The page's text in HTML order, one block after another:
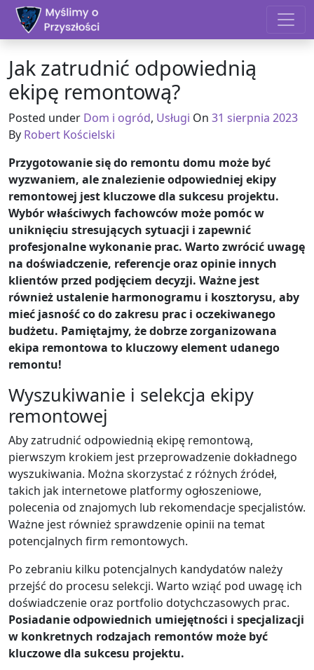
Skip to content
Jak zatrudnić odpowiednią
ekipę remontową?
Posted under Dom i ogród, Usługi On 31 sierpnia 2023
By Robert Kościelski
Przygotowanie się do remontu domu może być
wyzwaniem, ale znalezienie odpowiedniej ekipy
remontowej jest kluczowe dla sukcesu projektu.
Wybór właściwych fachowców może pomóc w
uniknięciu stresujących sytuacji i zapewnić
profesjonalne wykonanie prac. Warto zwrócić uwagę
na doświadczenie, referencje oraz opinie innych
klientów przed podjęciem decyzji. Ważne jest
również ustalenie harmonogramu i kosztorysu, aby
mieć jasność co do zakresu prac i oczekiwanego
budżetu. Pamiętajmy, że dobrze zorganizowana
ekipa remontowa to kluczowy element udanego
remontu!
Wyszukiwanie i selekcja ekipy
remontowej
Aby zatrudnić odpowiednią ekipę remontową,
pierwszym krokiem jest przeprowadzenie dokładnego
wyszukiwania. Można skorzystać z różnych źródeł,
takich jak internetowe platformy ogłoszeniowe,
polecenia od znajomych lub rekomendacje specjalistów.
Ważne jest również sprawdzenie opinii na temat
potencjalnych firm remontowych.
Po zebraniu kilku potencjalnych kandydatów należy
przejść do procesu selekcji. Warto wziąć pod uwagę ich
doświadczenie oraz portfolio dotychczasowych prac.
Posiadanie odpowiednich umiejętności i specjalizacji
w konkretnych rodzajach remontów może być
kluczowe dla sukcesu projektu.